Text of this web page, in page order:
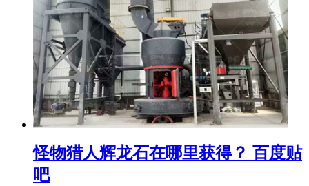
怪物猎人辉龙石在哪里获得？ 百度贴
吧